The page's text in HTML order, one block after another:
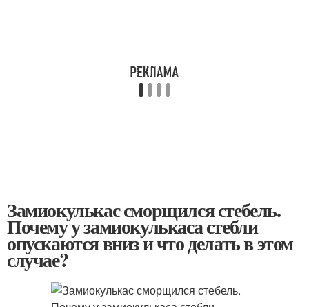
Замиокулькас сморщился стебель.
Почему у замиокулькаса стебли
опускаются вниз и что делать в этом
случае?